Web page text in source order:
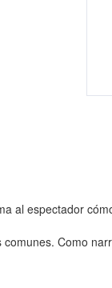
al espectador
Como